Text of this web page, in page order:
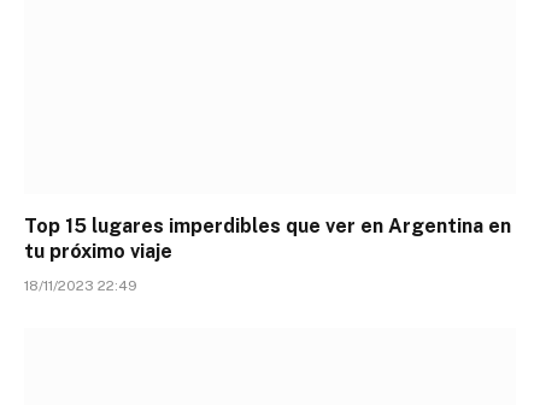
Top 15 lugares imperdibles que ver en Argentina en
tu próximo viaje
18/11/2023 22:49